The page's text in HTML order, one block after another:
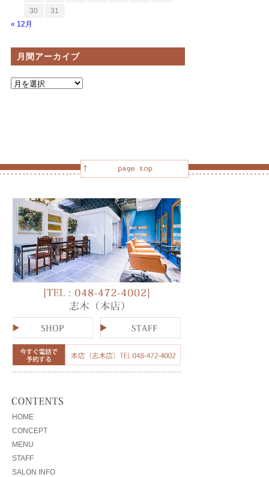
30
31
« 12月
月間アーカイブ
HOME
CONCEPT
MENU
STAFF
SALON INFO